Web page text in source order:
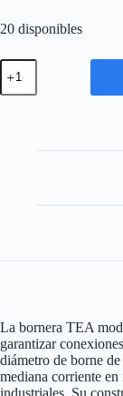
20 disponibles
Bornera
Tea
-
La bornera TEA
garantizar
diámetro de borne
mediana corriente
industriales. Su